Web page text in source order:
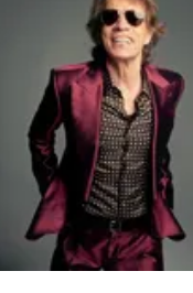
Społeczeństwo
Wojna na Ukrainie
Świat
Jedzenie